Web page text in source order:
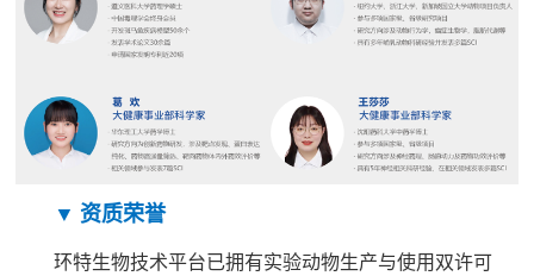
▼ 资质荣誉
环特生物技术平台已拥有实验动物生产与使用双许可